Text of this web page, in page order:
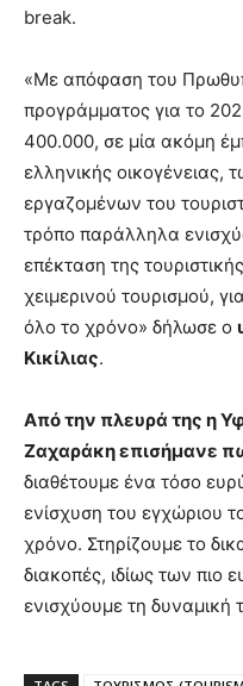
break.
«Με απόφαση του
προγράμματος για το
400.000, σε μία ακόμη
ελληνικής οικογένειας,
εργαζομένων του
τρόπο παράλληλα
επέκταση της
χειμερινού τουρισμού,
όλο το χρόνο» δήλωσε ο
Κικίλιας.
Από την πλευρά της η
Ζαχαράκηεπισήμανε
διαθέτουμε ένα τόσο
ενίσχυση του εγχώριου
χρόνο. Στηρίζουμε το
διακοπές, ιδίως των πιο
ενισχύουμε τη δυναμική